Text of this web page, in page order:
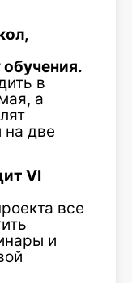
в
а
на две
VI
все
и